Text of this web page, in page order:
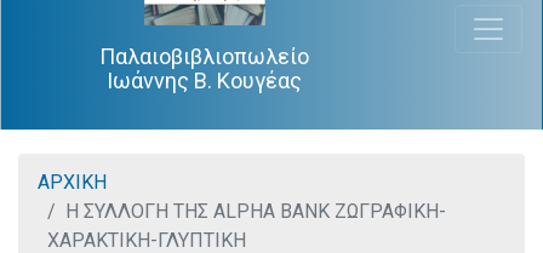
Παλαιοβιβλιοπωλείο
Ιωάννης Β. Κουγέας
ΑΡΧΙΚΗ
Η ΣΥΛΛΟΓΗ ΤΗΣ ALPHA BANK ΖΩΓΡΑΦΙΚΗ-
ΧΑΡΑΚΤΙΚΗ-ΓΛΥΠΤΙΚΗ